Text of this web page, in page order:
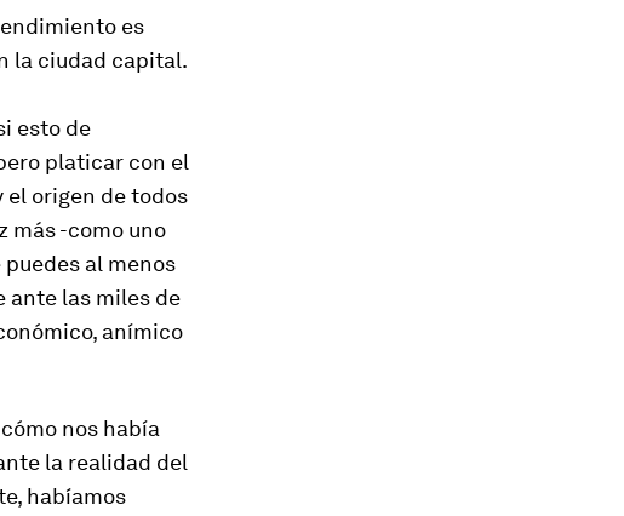
es
la ciudad capital.
esto de
platicar con el
el origen de todos
más -como uno
al menos
ante las miles de
anímico
nos había
la realidad del
habíamos